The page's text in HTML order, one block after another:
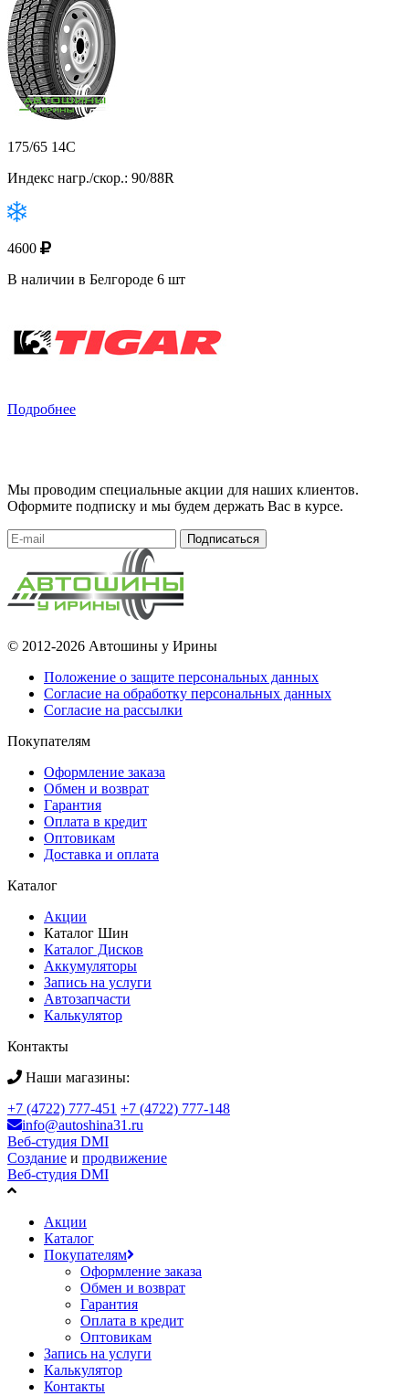
175/65 14C
Индекс нагр./скор.: 90/88R
4600
В наличии в Белгороде 6 шт
Подробнее
Мы проводим специальные акции для наших клиентов.
Оформите подписку и мы будем держать Вас в курсе.
Подписаться
© 2012-2026 Автошины у Ирины
Положение о защите персональных данных
Согласие на обработку персональных данных
Согласие на рассылки
Покупателям
Оформление заказа
Обмен и возврат
Гарантия
Оплата в кредит
Оптовикам
Доставка и оплата
Каталог
Акции
Каталог Шин
Каталог Дисков
Аккумуляторы
Запись на услуги
Автозапчасти
Калькулятор
Контакты
Наши магазины:
+7 (4722) 777-451 +7 (4722) 777-148
info@autoshina31.ru
Веб-студия DMI
Создание и продвижение
Веб-студия DMI
Акции
Каталог
Покупателям
Оформление заказа
Обмен и возврат
Гарантия
Оплата в кредит
Оптовикам
Запись на услуги
Калькулятор
Контакты